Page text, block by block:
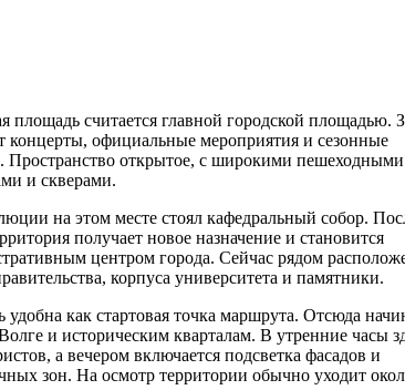
площадь считается главной городской площадью.
концерты, официальные мероприятия и сезонные
Пространство открытое, с широкими пешеходными
и скверами.
на этом месте стоял кафедральный собор.
получает новое назначение и становится
центром города. Сейчас рядом
корпуса университета и памятники.
как стартовая точка маршрута. Отсюда
и историческим кварталам. В утренние часы
а вечером включается подсветка фасадов и
зон. На осмотр территории обычно уходит